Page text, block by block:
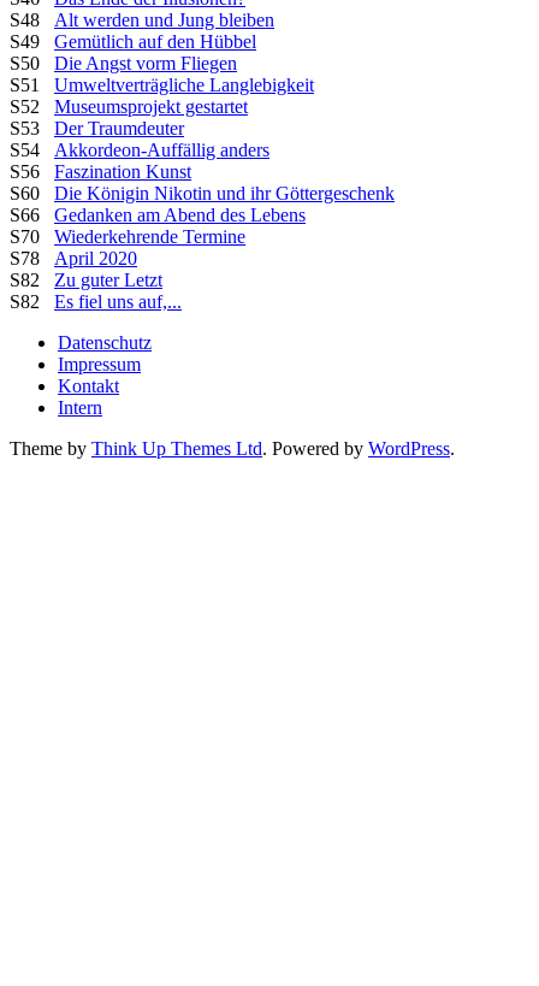
S48 Alt werden und Jung bleiben
S49 Gemütlich auf den Hübbel
S50 Die Angst vorm Fliegen
S51 Umweltverträgliche Langlebigkeit
S52 Museumsprojekt gestartet
S53 Der Traumdeuter
S54 Akkordeon-Auffällig anders
S56 Faszination Kunst
S60 Die Königin Nikotin und ihr Göttergeschenk
S66 Gedanken am Abend des Lebens
S70 Wiederkehrende Termine
S78 April 2020
S82 Zu guter Letzt
S82 Es fiel uns auf,...
Datenschutz
Impressum
Kontakt
Intern
Theme by Think Up Themes Ltd. Powered by WordPress.